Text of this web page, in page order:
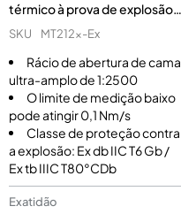
térmico à prova de explosão
(MT212x-Ex)
SKU MT212x-Ex
Rácio de abertura de cama
ultra-amplo de 1:2500
O limite de medição baixo
pode atingir 0,1 Nm/s
Classe de proteção contra
a explosão: Ex db IIC T6 Gb /
Ex tb IIIC T80°CDb
Exatidão